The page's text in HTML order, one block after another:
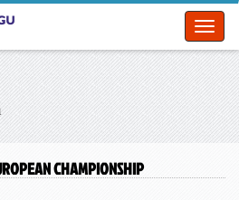
CHAMPIONSHIP